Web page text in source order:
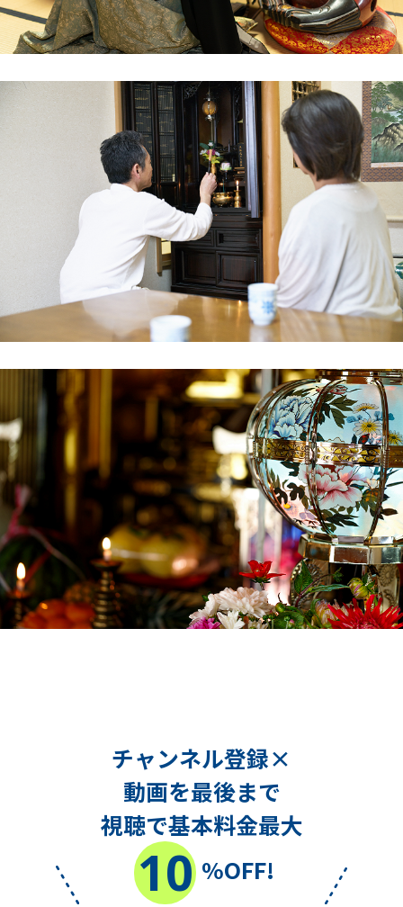
大分県中津市在住 渡辺 様
仏壇を処分し、リビングに合う小さなものに買
い替えることにしました。長年手を合わせてき
た仏壇なので、ただ壊して捨てるのには抵抗が
あり、「きちんと供養してくれる業者」を探し
て一休堂さんに辿り着きました。ホームページ
の「お客様の声」を読み、ここなら信頼できる
と感じて依頼しました。
事前相談では、古い位牌や遺影の取り扱いにつ
いても丁寧にアドバイスをいただきました。引
き取り当日は、スタッフの方が正装に近い清潔
な服装で来られ、仏壇に対して深く敬意を払っ
て作業してくださいました。その真摯な姿を見
て、家族全員「ここに頼んで良かったね」と話
後日送られてきた供養証明書を見て、改めて肩
の荷が下りました。中津市で仏壇の処分や供養
に迷われている方は、一度相談してみると良い
解決策が見つかると思います。
チャンネル登録×
動画を最後まで
視聴で基本料金最大
10 %OFF!